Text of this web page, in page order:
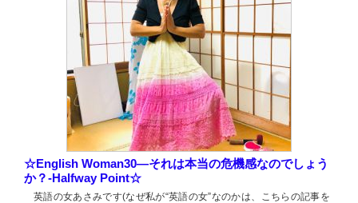
☆English Woman30―それは本当の危機感なのでしょう
か？-Halfway Point☆
英語の女あさみです(なぜ私が“英語の女”なのかは、こちらの記事を